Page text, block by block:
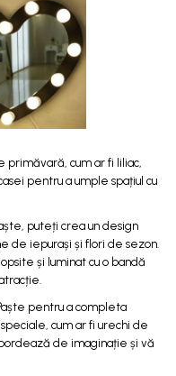
primăvară, cum ar fi liliac,
pentru a umple spațiul cu
puteți crea un design
de iepurași și flori de sezon.
și luminat cu o bandă
pentru a completa
cum ar fi urechi de
de imaginație și vă